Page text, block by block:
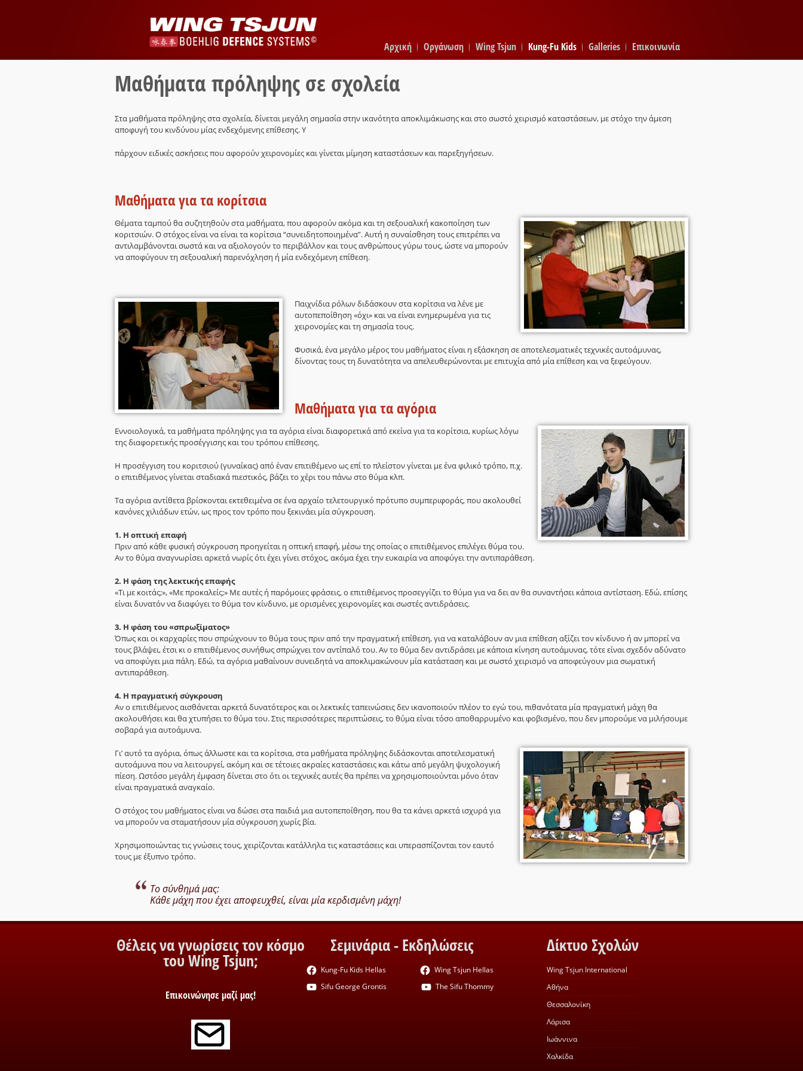
Αρχική Οργάνωση Wing Tsjun Kung-Fu Kids Galleries Επικοινωνία
Μαθήματα πρόληψης σε σχολεία
Στα μαθήματα πρόληψης στα σχολεία, δίνεται μεγάλη σημασία στην ικανότητα αποκλιμάκωσης και στο σωστό χειρισμό καταστάσεων, με στόχο την άμεση
αποφυγή του κινδύνου μίας ενδεχόμενης επίθεσης. Υ
πάρχουν ειδικές ασκήσεις που αφορούν χειρονομίες και γίνεται μίμηση καταστάσεων και παρεξηγήσεων.
Μαθήματα για τα κορίτσια
Θέματα ταμπού θα συζητηθούν στα μαθήματα, που αφορούν ακόμα και τη σεξουαλική κακοποίηση των
κοριτσιών. Ο στόχος είναι να είναι τα κορίτσια “συνειδητοποιημένα”. Αυτή η συναίσθηση τους επιτρέπει να
αντιλαμβάνονται σωστά και να αξιολογούν το περιβάλλον και τους ανθρώπους γύρω τους, ώστε να μπορούν
να αποφύγουν τη σεξουαλική παρενόχληση ή μία ενδεχόμενη επίθεση.
Παιχνίδια ρόλων διδάσκουν στα κορίτσια να λένε με
αυτοπεποίθηση «όχι» και να είναι ενημερωμένα για τις
χειρονομίες και τη σημασία τους.
Φυσικά, ένα μεγάλο μέρος του μαθήματος είναι η εξάσκηση σε αποτελεσματικές τεχνικές αυτοάμυνας,
δίνοντας τους τη δυνατότητα να απελευθερώνονται με επιτυχία από μία επίθεση και να ξεφεύγουν.
Μαθήματα για τα αγόρια
Εννοιολογικά, τα μαθήματα πρόληψης για τα αγόρια είναι διαφορετικά από εκείνα για τα κορίτσια, κυρίως λόγω
της διαφορετικής προσέγγισης και του τρόπου επίθεσης.
Η προσέγγιση του κοριτσιού (γυναίκας) από έναν επιτιθέμενο ως επί το πλείστον γίνεται με ένα φιλικό τρόπο, π.χ.
ο επιτιθέμενος γίνεται σταδιακά πιεστικός, βάζει το χέρι του πάνω στο θύμα κλπ.
Τα αγόρια αντίθετα βρίσκονται εκτεθειμένα σε ένα αρχαίο τελετουργικό πρότυπο συμπεριφοράς, που ακολουθεί
κανόνες χιλιάδων ετών, ως προς τον τρόπο που ξεκινάει μία σύγκρουση.
1. Η οπτική επαφή
Πριν από κάθε φυσική σύγκρουση προηγείται η οπτική επαφή, μέσω της οποίας ο επιτιθέμενος επιλέγει θύμα του.
Αν το θύμα αναγνωρίσει αρκετά νωρίς ότι έχει γίνει στόχος, ακόμα έχει την ευκαιρία να αποφύγει την αντιπαράθεση.
2. Η φάση της λεκτικής επαφής
«Τι με κοιτάς;», «Με προκαλείς;» Με αυτές ή παρόμοιες φράσεις, ο επιτιθέμενος προσεγγίζει το θύμα για να δει αν θα συναντήσει κάποια αντίσταση. Εδώ, επίσης
είναι δυνατόν να διαφύγει το θύμα τον κίνδυνο, με ορισμένες χειρονομίες και σωστές αντιδράσεις.
3. Η φάση του «σπρωξίματος»
Όπως και οι καρχαρίες που σπρώχνουν το θύμα τους πριν από την πραγματική επίθεση, για να καταλάβουν αν μια επίθεση αξίζει τον κίνδυνο ή αν μπορεί να
τους βλάψει, έτσι κι ο επιτιθέμενος συνήθως σπρώχνει τον αντίπαλό του. Αν το θύμα δεν αντιδράσει με κάποια κίνηση αυτοάμυνας, τότε είναι σχεδόν αδύνατο
να αποφύγει μια πάλη. Εδώ, τα αγόρια μαθαίνουν συνειδητά να αποκλιμακώνουν μία κατάσταση και με σωστό χειρισμό να αποφεύγουν μια σωματική
αντιπαράθεση.
4. Η πραγματική σύγκρουση
Αν ο επιτιθέμενος αισθάνεται αρκετά δυνατότερος και οι λεκτικές ταπεινώσεις δεν ικανοποιούν πλέον το εγώ του, πιθανότατα μία πραγματική μάχη θα
ακολουθήσει και θα χτυπήσει το θύμα του. Στις περισσότερες περιπτώσεις, το θύμα είναι τόσο αποθαρρυμένο και φοβισμένο, που δεν μπορούμε να μιλήσουμε
σοβαρά για αυτοάμυνα.
Γι’ αυτό τα αγόρια, όπως άλλωστε και τα κορίτσια, στα μαθήματα πρόληψης διδάσκονται αποτελεσματική
αυτοάμυνα που να λειτουργεί, ακόμη και σε τέτοιες ακραίες καταστάσεις και κάτω από μεγάλη ψυχολογική
πίεση. Ωστόσο μεγάλη έμφαση δίνεται στο ότι οι τεχνικές αυτές θα πρέπει να χρησιμοποιούνται μόνο όταν
είναι πραγματικά αναγκαίο.
Ο στόχος του μαθήματος είναι να δώσει στα παιδιά μια αυτοπεποίθηση, που θα τα κάνει αρκετά ισχυρά για
να μπορούν να σταματήσουν μία σύγκρουση χωρίς βία.
Χρησιμοποιώντας τις γνώσεις τους, χειρίζονται κατάλληλα τις καταστάσεις και υπερασπίζονται τον εαυτό
τους με έξυπνο τρόπο.
Το σύνθημά μας:
Κάθε μάχη που έχει αποφευχθεί, είναι μία κερδισμένη μάχη!
Θέλεις να γνωρίσεις τον κόσμο
του Wing Tsjun;
Επικοινώνησε μαζί μας!
Σεμινάρια - Εκδηλώσεις
Kung-Fu Kids Hellas
Wing Tsjun Hellas
Sifu George Grontis
The Sifu Thommy
Δίκτυο Σχολών
Wing Tsjun International
Αθήνα
Θεσσαλονίκη
Λάρισα
Ιωάννινα
Χαλκίδα